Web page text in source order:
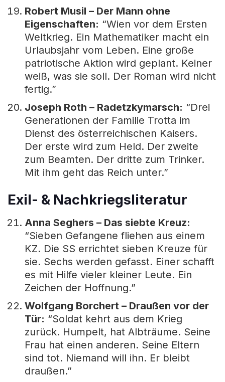
Robert Musil – Der Mann ohne
Eigenschaften: “Wien vor dem Ersten
Weltkrieg. Ein Mathematiker macht ein
Urlaubsjahr vom Leben. Eine große
patriotische Aktion wird geplant. Keiner
weiß, was sie soll. Der Roman wird nicht
fertig.”
Joseph Roth – Radetzkymarsch: “Drei
Generationen der Familie Trotta im
Dienst des österreichischen Kaisers.
Der erste wird zum Held. Der zweite
zum Beamten. Der dritte zum Trinker.
Mit ihm geht das Reich unter.”
Exil- & Nachkriegsliteratur
Anna Seghers – Das siebte Kreuz:
“Sieben Gefangene fliehen aus einem
KZ. Die SS errichtet sieben Kreuze für
sie. Sechs werden gefasst. Einer schafft
es mit Hilfe vieler kleiner Leute. Ein
Zeichen der Hoffnung.”
Wolfgang Borchert – Draußen vor der
Tür: “Soldat kehrt aus dem Krieg
zurück. Humpelt, hat Albträume. Seine
Frau hat einen anderen. Seine Eltern
sind tot. Niemand will ihn. Er bleibt
draußen.”